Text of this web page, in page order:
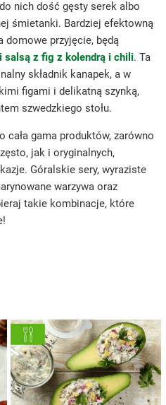
nich dość gęsty serek albo
śmietanki. Bardziej efektowną
domowe przyjęcie, będą
salsą z fig z kolendrą i chili. Ta
składnik kanapek, a w
figami i delikatną szynką,
szwedzkiego stołu.
cała gama produktów, zarówno
jak i oryginalnych,
Góralskie sery, wyraziste
warzywa oraz
takie kombinacje, które